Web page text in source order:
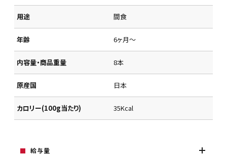
用途 間食
年齢 6ヶ月～
内容量・商品重量 8本
原産国 日本
カロリー(100g当たり) 35Kcal
給与量